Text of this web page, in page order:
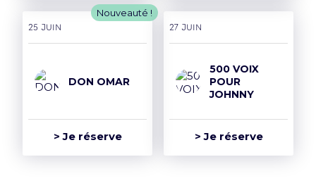
Nouveauté !
25 juin
DON OMAR
> Je réserve
27 juin
500 VOIX
POUR
JOHNNY
> Je réserve